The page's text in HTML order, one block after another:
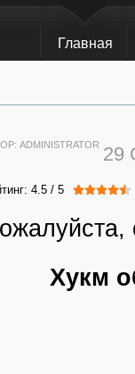
Главная
ADMINISTRATOR 29
4.5 / 5
Хукм